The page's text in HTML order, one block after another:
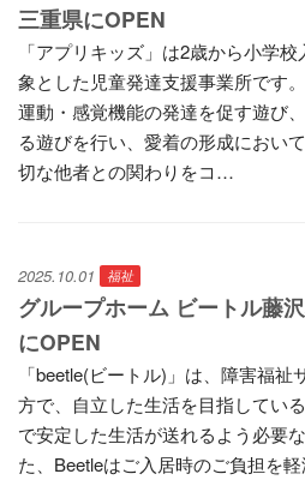
三重県にOPEN
「アプリキッズ」は2歳から小学
象とした児童発達支援事業所です
運動・感覚機能の発達を促す遊び
る遊びを行い、愛着の形成におい
切な他者との関わりをコ…
2025.10.01 福祉
グループホーム ビートル藤
にOPEN
「beetle(ビートル)」は、障害福
方で、自立した生活を目指してい
で安定した生活が送れるよう必要
た、Beetleはご入居時のご負担を